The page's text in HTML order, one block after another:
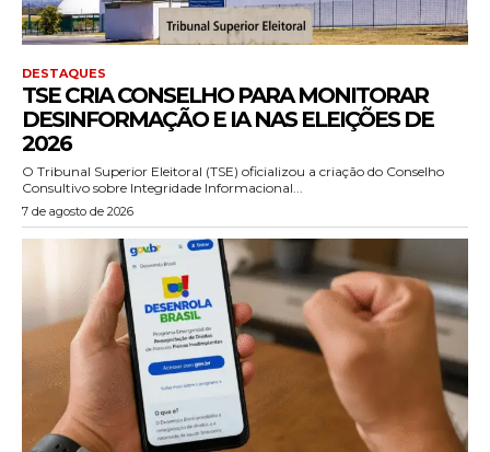
DESTAQUES
TSE CRIA CONSELHO PARA MONITORAR
DESINFORMAÇÃO E IA NAS ELEIÇÕES DE
2026
O Tribunal Superior Eleitoral (TSE) oficializou a criação do Conselho
Consultivo sobre Integridade Informacional...
7 de agosto de 2026